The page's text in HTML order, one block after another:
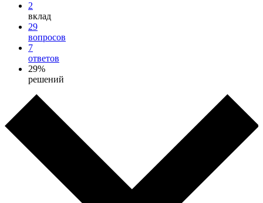
2
вклад
29
вопросов
7
ответов
29%
решений